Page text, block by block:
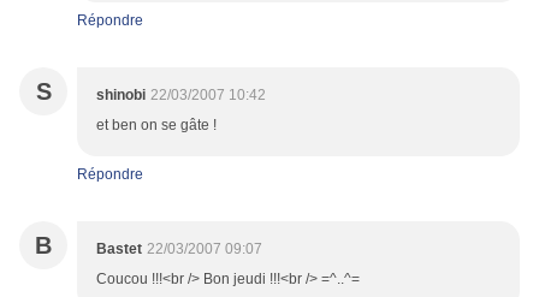
Répondre
S shinobi 22/03/2007 10:42
et ben on se gâte !
Répondre
B Bastet 22/03/2007 09:07
Coucou !!!<br /> Bon jeudi !!!<br /> =^..^=